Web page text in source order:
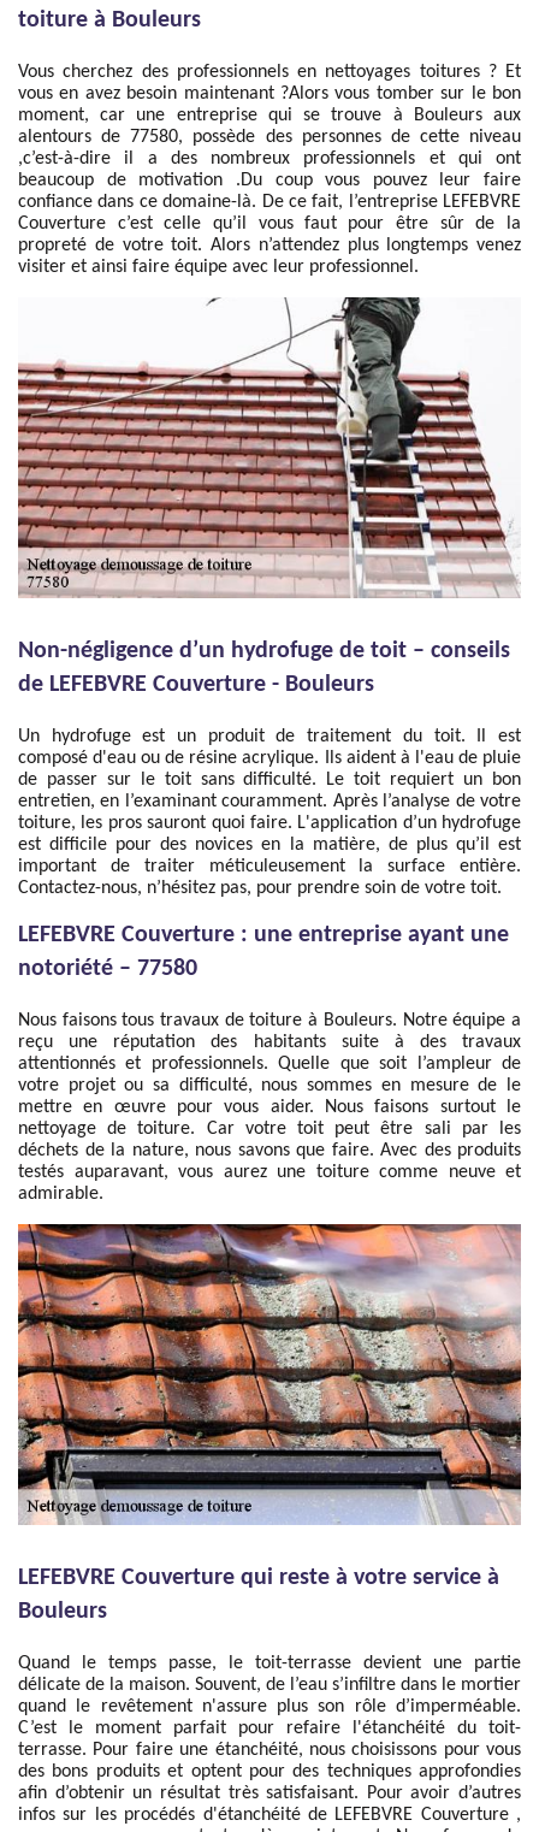
toiture à Bouleurs
Vous cherchez des professionnels en nettoyages toitures ? Et
vous en avez besoin maintenant ?Alors vous tomber sur le bon
moment, car une entreprise qui se trouve à Bouleurs aux
alentours de 77580, possède des personnes de cette niveau
,c’est-à-dire il a des nombreux professionnels et qui ont
beaucoup de motivation .Du coup vous pouvez leur faire
confiance dans ce domaine-là. De ce fait, l’entreprise LEFEBVRE
Couverture c’est celle qu’il vous faut pour être sûr de la
propreté de votre toit. Alors n’attendez plus longtemps venez
visiter et ainsi faire équipe avec leur professionnel.
Non-négligence d’un hydrofuge de toit – conseils
de LEFEBVRE Couverture - Bouleurs
Un hydrofuge est un produit de traitement du toit. Il est
composé d'eau ou de résine acrylique. Ils aident à l'eau de pluie
de passer sur le toit sans difficulté. Le toit requiert un bon
entretien, en l’examinant couramment. Après l’analyse de votre
toiture, les pros sauront quoi faire. L'application d’un hydrofuge
est difficile pour des novices en la matière, de plus qu’il est
important de traiter méticuleusement la surface entière.
Contactez-nous, n’hésitez pas, pour prendre soin de votre toit.
LEFEBVRE Couverture : une entreprise ayant une
notoriété – 77580
Nous faisons tous travaux de toiture à Bouleurs. Notre équipe a
reçu une réputation des habitants suite à des travaux
attentionnés et professionnels. Quelle que soit l’ampleur de
votre projet ou sa difficulté, nous sommes en mesure de le
mettre en œuvre pour vous aider. Nous faisons surtout le
nettoyage de toiture. Car votre toit peut être sali par les
déchets de la nature, nous savons que faire. Avec des produits
testés auparavant, vous aurez une toiture comme neuve et
admirable.
LEFEBVRE Couverture qui reste à votre service à
Bouleurs
Quand le temps passe, le toit-terrasse devient une partie
délicate de la maison. Souvent, de l’eau s’infiltre dans le mortier
quand le revêtement n'assure plus son rôle d’imperméable.
C’est le moment parfait pour refaire l'étanchéité du toit-
terrasse. Pour faire une étanchéité, nous choisissons pour vous
des bons produits et optent pour des techniques approfondies
afin d’obtenir un résultat très satisfaisant. Pour avoir d’autres
infos sur les procédés d'étanchéité de LEFEBVRE Couverture ,